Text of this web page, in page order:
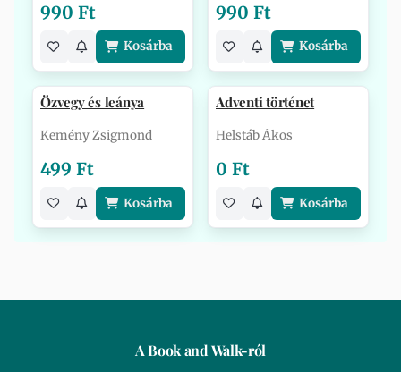
990 Ft
Kosárba
990 Ft
Kosárba
Özvegy és leánya
Kemény Zsigmond
499 Ft
Kosárba
Adventi történet
Helstáb Ákos
0 Ft
Kosárba
A Book and Walk-ról